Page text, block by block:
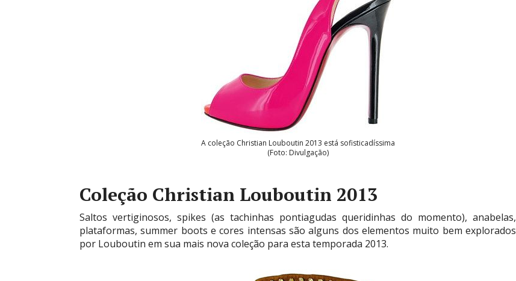
A coleção Christian Louboutin 2013 está sofisticadíssima
(Foto: Divulgação)
Coleção Christian Louboutin 2013
Saltos vertiginosos, spikes (as tachinhas pontiagudas queridinhas do momento), anabelas,
plataformas, summer boots e cores intensas são alguns dos elementos muito bem explorados
por Louboutin em sua mais nova coleção para esta temporada 2013.